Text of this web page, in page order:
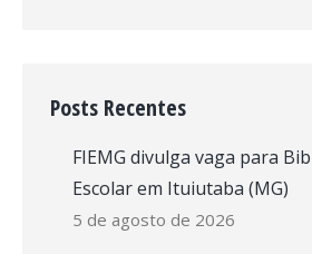
Posts Recentes
FIEMG divulga vaga para
Escolar em Ituiutaba (MG)
5 de agosto de 2026